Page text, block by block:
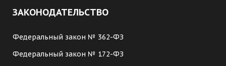
ЗАКОНОДАТЕЛЬСТВО
Федеральный закон № 362-ФЗ
Федеральный закон № 172-ФЗ